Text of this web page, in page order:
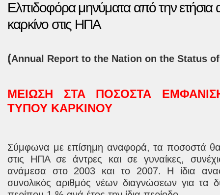
Ελπιδοφόρα μηνύματα από την ετήσια
καρκίνο στις ΗΠΑ
(Annual Report to the Nation on the Status
ΜΕΙΩΣΗ ΣΤΑ ΠΟΣΟΣΤΑ
ΤΥΠΟΥ ΚΑΡΚΙΝΟΥ
Σύμφωνα με επίσημη αναφορά, τα ποσοστά
στις ΗΠΑ σε άντρες και σε γυναίκες,
ανάμεσα στο 2003 και το 2007. Η ίδια
συνολικός αριθμός νέων διαγνώσεων για τα